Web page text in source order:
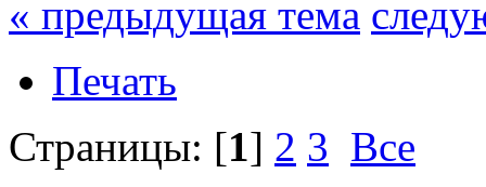
« предыдущая тема
Печать
Страницы: [1] 2 3 Все